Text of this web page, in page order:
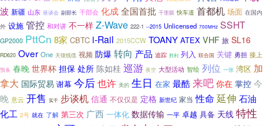
波 新疆 山东 座谈会 副部长 干部会 化成全国首批 千里眼 快车道 首都机 场面 在国内
外 设施 管控 和对讲 不一样 Z-Wave 222-1 --2015 Unlicensed 700MHz SSHT
GP2000 PttCn 8家 CBTC i-Rail 2015CCW TOANY ATEX VHF 旅 SL16
RD620 Over One 天馈线缆 视频 防爆 转向 产品 追踪 胜利 列入 联合国 关键 勇担 接上
预备 春晚 世界杯 担保 处所 陈如桂 巡游 夜空 大型活动 智绘 列位 一张 湾区 加
拿大 国际贸易 谢幕 今后也许 美的 生日 在家 最酷来吧 你在 掌控 今
晚 意云 开售 实干 步谈机 信通 不仅仅是 定格 新世纪 家当 性命 延伸 石油
化工 2号 就在 了解 第三次 广西 一体化 数据传输 一平 卓越 具备 天线特性